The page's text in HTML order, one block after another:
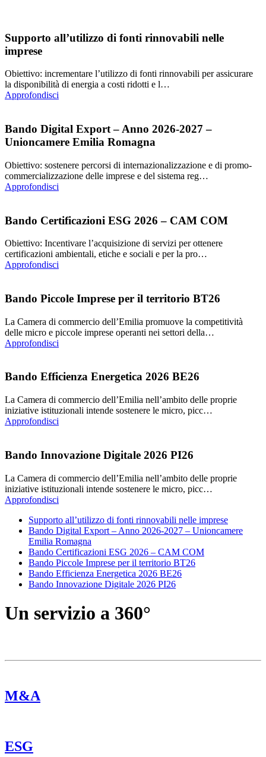
Supporto all’utilizzo di fonti rinnovabili nelle
imprese
Obiettivo: incrementare l’utilizzo di fonti rinnovabili per assicurare
la disponibilità di energia a costi ridotti e l…
Approfondisci
Bando Digital Export – Anno 2026-2027 –
Unioncamere Emilia Romagna
Obiettivo: sostenere percorsi di internazionalizzazione e di promo-
commercializzazione delle imprese e del sistema reg…
Approfondisci
Bando Certificazioni ESG 2026 – CAM COM
Obiettivo: Incentivare l’acquisizione di servizi per ottenere
certificazioni ambientali, etiche e sociali e per la pro…
Approfondisci
Bando Piccole Imprese per il territorio BT26
La Camera di commercio dell’Emilia promuove la competitività
delle micro e piccole imprese operanti nei settori della…
Approfondisci
Bando Efficienza Energetica 2026 BE26
La Camera di commercio dell’Emilia nell’ambito delle proprie
iniziative istituzionali intende sostenere le micro, picc…
Approfondisci
Bando Innovazione Digitale 2026 PI26
La Camera di commercio dell’Emilia nell’ambito delle proprie
iniziative istituzionali intende sostenere le micro, picc…
Approfondisci
Supporto all’utilizzo di fonti rinnovabili nelle imprese
Bando Digital Export – Anno 2026-2027 – Unioncamere
Emilia Romagna
Bando Certificazioni ESG 2026 – CAM COM
Bando Piccole Imprese per il territorio BT26
Bando Efficienza Energetica 2026 BE26
Bando Innovazione Digitale 2026 PI26
Un servizio a 360°
M&A
ESG